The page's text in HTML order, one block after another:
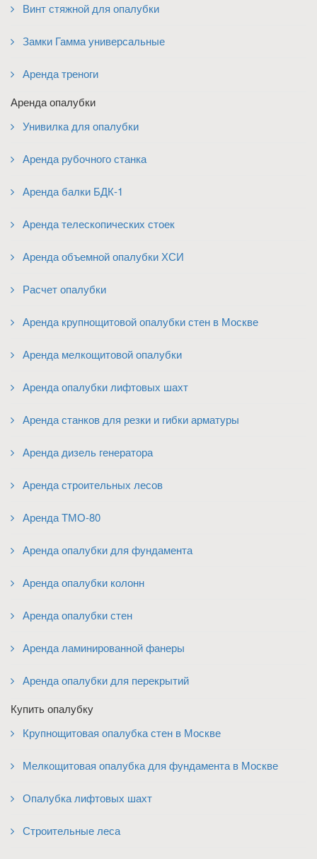
Винт стяжной для опалубки
Замки Гамма универсальные
Аренда треноги
Аренда опалубки
Унивилка для опалубки
Аренда рубочного станка
Аренда балки БДК-1
Аренда телескопических стоек
Аренда объемной опалубки ХСИ
Расчет опалубки
Аренда крупнощитовой опалубки стен в Москве
Аренда мелкощитовой опалубки
Аренда опалубки лифтовых шахт
Аренда станков для резки и гибки арматуры
Аренда дизель генератора
Аренда строительных лесов
Аренда ТМО-80
Аренда опалубки для фундамента
Аренда опалубки колонн
Аренда опалубки стен
Аренда ламинированной фанеры
Аренда опалубки для перекрытий
Купить опалубку
Крупнощитовая опалубка стен в Москве
Мелкощитовая опалубка для фундамента в Москве
Опалубка лифтовых шахт
Строительные леса